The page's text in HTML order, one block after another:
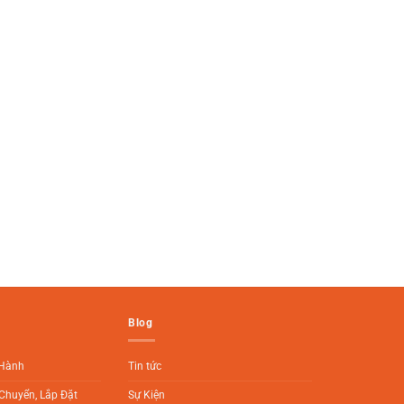
Lắp Đặt
Blog
Tin tức
Sự Kiện